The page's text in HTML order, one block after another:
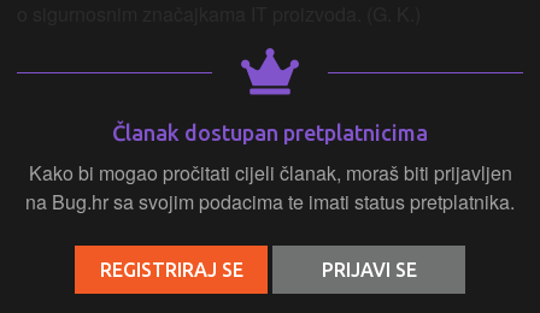
Članak dostupan pretplatnicima
Kako bi mogao pročitati cijeli članak, moraš biti prijavljen
na Bug.hr sa svojim podacima te imati status pretplatnika.
REGISTRIRAJ SE PRIJAVI SE